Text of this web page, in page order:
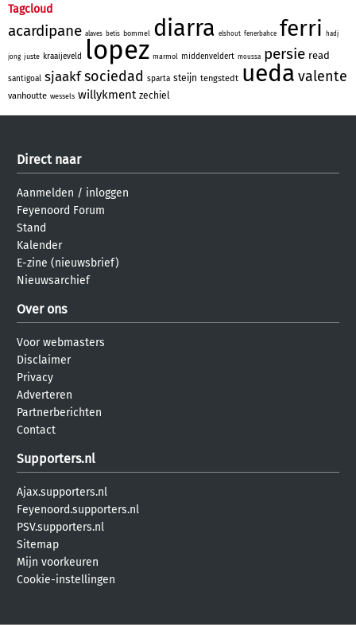
Tagcloud
acardipane alaves betis bommel diarra elshout fenerbahce ferri hadj
jong juste kraaijeveld lopez marmol middenveldert moussa persie read
santigoal sjaakfsociedad sparta steijn tengstedt ueda valente
vanhoutte wessels willykment zechiel
Direct naar
Aanmelden / inloggen
Feyenoord Forum
Stand
Kalender
E-zine (nieuwsbrief)
Nieuwsarchief
Over ons
Voor webmasters
Disclaimer
Privacy
Adverteren
Partnerberichten
Contact
Supporters.nl
Ajax.supporters.nl
Feyenoord.supporters.nl
PSV.supporters.nl
Sitemap
Mijn voorkeuren
Cookie-instellingen